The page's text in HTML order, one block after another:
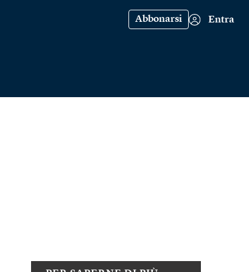
Abbonarsi Entra